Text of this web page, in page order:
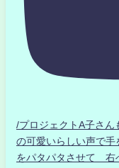
/プロジェクトA子さ
の可愛いらしい声で
をパタパタさせて 右